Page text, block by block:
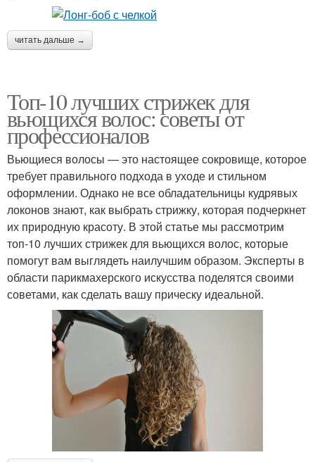
читать дальше →
Топ-10 лучших стрижек для
вьющихся волос: советы от
профессионалов
Вьющиеся волосы — это настоящее сокровище, которое
требует правильного подхода в уходе и стильном
оформлении. Однако не все обладательницы кудрявых
локонов знают, как выбрать стрижку, которая подчеркнет
их природную красоту. В этой статье мы рассмотрим
топ-10 лучших стрижек для вьющихся волос, которые
помогут вам выглядеть наилучшим образом. Эксперты в
области парикмахерского искусства поделятся своими
советами, как сделать вашу прическу идеальной.